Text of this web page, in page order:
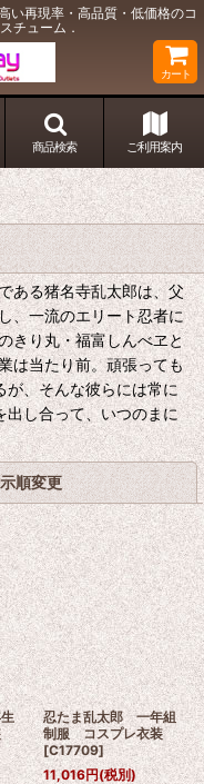
再現率・高品質・低価格のコ
チューム．
カート
商品検索 ご利用案内
ある猪名寺乱太郎は、父
、一流のエリート忍者に
きり丸・福富しんべヱと
は当たり前。頑張っても
が、そんな彼らには常に
出し合って、いつのまに
順変更 閉じる
生
忍たま乱太郎 一年組
制服 コスプレ衣装
[C17709]
11,016円(税別)